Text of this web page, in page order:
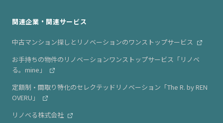
関連企業・関連サービス
中古マンション探しとリノベーションのワンストップサービス
お手持ちの物件のリノベーションワンストップサービス「リノベ
る。mine」
定額制・間取り特化のセレクテッドリノベーション「The R. by REN
OVERU」
リノベる株式会社